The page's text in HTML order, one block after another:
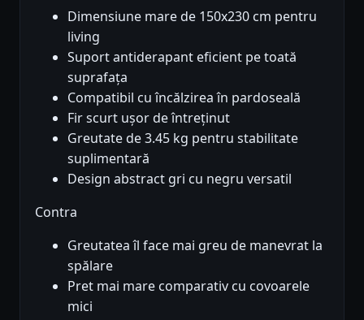
Dimensiune mare de 150x230 cm pentru
living
Suport antiderapant eficient pe toată
suprafața
Compatibil cu încălzirea în pardoseală
Fir scurt ușor de întreținut
Greutate de 3.45 kg pentru stabilitate
suplimentară
Design abstract gri cu negru versatil
Contra
Greutatea îl face mai greu de manevrat la
spălare
Pret mai mare comparativ cu covoarele
mici